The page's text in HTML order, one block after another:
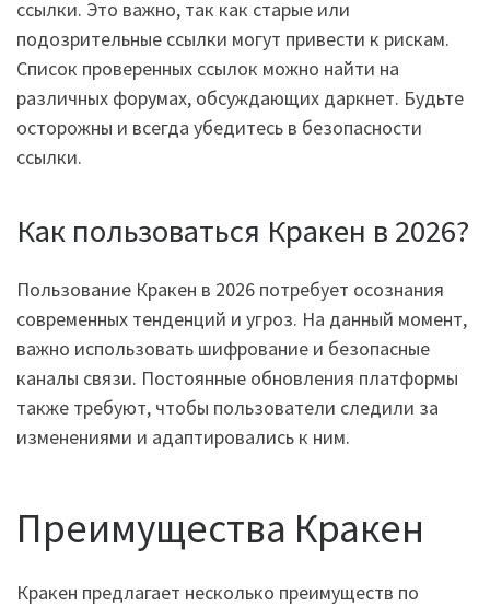
ссылки. Это важно, так как старые или
подозрительные ссылки могут привести к рискам.
Список проверенных ссылок можно найти на
различных форумах, обсуждающих даркнет. Будьте
осторожны и всегда убедитесь в безопасности
ссылки.
Как пользоваться Кракен в 2026?
Пользование Кракен в 2026 потребует осознания
современных тенденций и угроз. На данный момент,
важно использовать шифрование и безопасные
каналы связи. Постоянные обновления платформы
также требуют, чтобы пользователи следили за
изменениями и адаптировались к ним.
Преимущества Кракен
Кракен предлагает несколько преимуществ по